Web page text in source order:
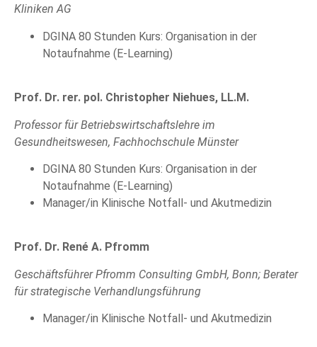
Kliniken AG
DGINA 80 Stunden Kurs: Organisation in der
Notaufnahme (E-Learning)
Prof. Dr. rer. pol. Christopher Niehues, LL.M.
Professor für Betriebswirtschaftslehre im
Gesundheitswesen, Fachhochschule Münster
DGINA 80 Stunden Kurs: Organisation in der
Notaufnahme (E-Learning)
Manager/in Klinische Notfall- und Akutmedizin
Prof. Dr. René A. Pfromm
Geschäftsführer Pfromm Consulting GmbH, Bonn; Berater
für strategische Verhandlungsführung
Manager/in Klinische Notfall- und Akutmedizin